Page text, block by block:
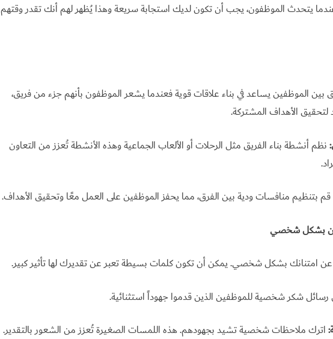
يتحدث الموظفون، يجب أن تكون لديك استجابة سريعة وهذا يُظهر لهم أنك تقدر وقتهم
بين الموظفين يساعد في بناء علاقات قوية فعندما يشعر الموظفون بأنهم جزء من فريق،
الأهداف المشتركة.
نظم أنشطة بناء الفريق مثل الرحلات أو الألعاب الجماعية وهذه الأنشطة تُعزز من التعاون
قم بتنظيم منافسات ودية بين الفرق، مما يحفز الموظفين على العمل معًا وتحقيق الأهداف.
بشكل شخصي
عن امتنانك بشكل شخصي. يمكن أن تكون كلمات بسيطة تعبر عن تقديرك لها تأثير كبير.
شكر شخصية للموظفين الذين قدموا جهوداً استثنائية.
اترك ملاحظات شخصية تشيد بجهودهم. هذه اللمسات الصغيرة تُعزز من الشعور بالتقدير.